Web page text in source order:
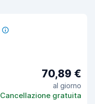
70,89 €
al giorno
Cancellazione gratuita